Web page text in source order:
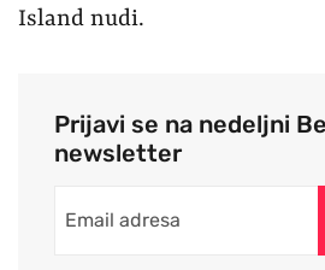
Island nudi.
Prijavi se na nedeljni
newsletter